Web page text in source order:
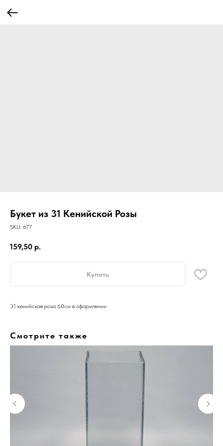
Букет из 31 Кенийской Розы
SKU: 677
159,50 р.
Купить
31 кенийская роза 60см в оформлении
Смотрите также